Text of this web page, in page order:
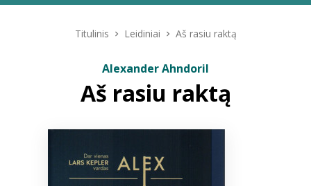
ELVIS atvyksta
Bibliotekoms
Titulinis Leidiniai Aš rasiu raktą
Alexander Ahndoril
Aš rasiu raktą